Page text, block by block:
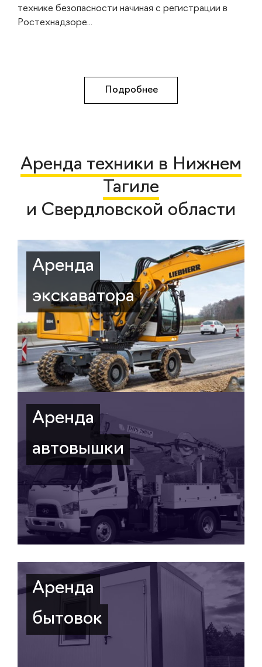
технике безопасности начиная с регистрации в
Ростехнадзоре...
Подробнее
Аренда техники в Нижнем
Тагиле
и Свердловской области
Аренда
экскаватора
Аренда
автовышки
Аренда
бытовок